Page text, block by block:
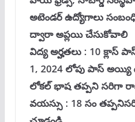
అటెండర్ ఉద్యోగాలు
ద్వారా అప్లయి చేసుకోవాలి
విద్య అర్హతలు : 10 క్లాస్
1, 2024 లోపు పాస్ అయ్యి
లోకల్ భాష తప్పని సరిగా
వయస్సు : 18 సం